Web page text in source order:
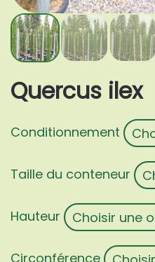
Quercus ilex
Conditionnement
Taille du conteneur
Hauteur
Circonférence